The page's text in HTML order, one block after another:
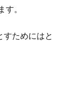
は「軽いこ
りますが、例えば
。
すためにはと